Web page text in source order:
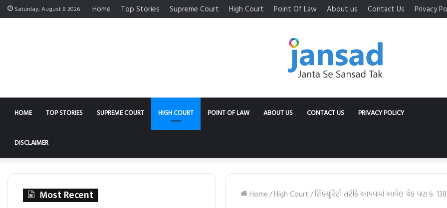
Saturday, August 8 2026 Home Top Stories Supreme Court High Court Point Of Law About us Contact Us Privacy
HOME TOP STORIES SUPREME COURT HIGH COURT POINT OF LAW ABOUT US CONTACT US PRIVACY POLICY
DISCLAIMER
Home/High Court/સિક્યુરિટી તરીકે આપવામાં આવેલ ચેક પણ ક. 138
Most Recent